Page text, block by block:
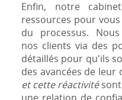
Enfin, notre
ressources pour
du processus.
nos clients via des
détaillés pour qu'ils
des avancées de leur
et cette réactivitésont